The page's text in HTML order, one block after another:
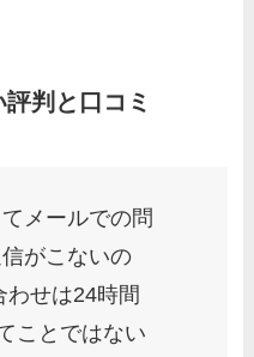
判と口コミ
メールでの問
がこないの
わせは24時間
ことではない